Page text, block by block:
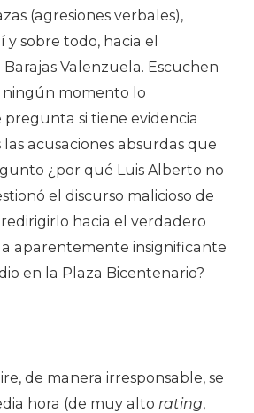
(agresiones verbales),
y sobre todo, hacia el
Valenzuela. Escuchen
ningún momento lo
si tiene evidencia
acusaciones absurdas que
¿por qué Luis Alberto no
el discurso malicioso de
hacia el verdadero
aparentemente insignificante
en la Plaza Bicentenario?
de manera irresponsable, se
hora (de muy alto rating,